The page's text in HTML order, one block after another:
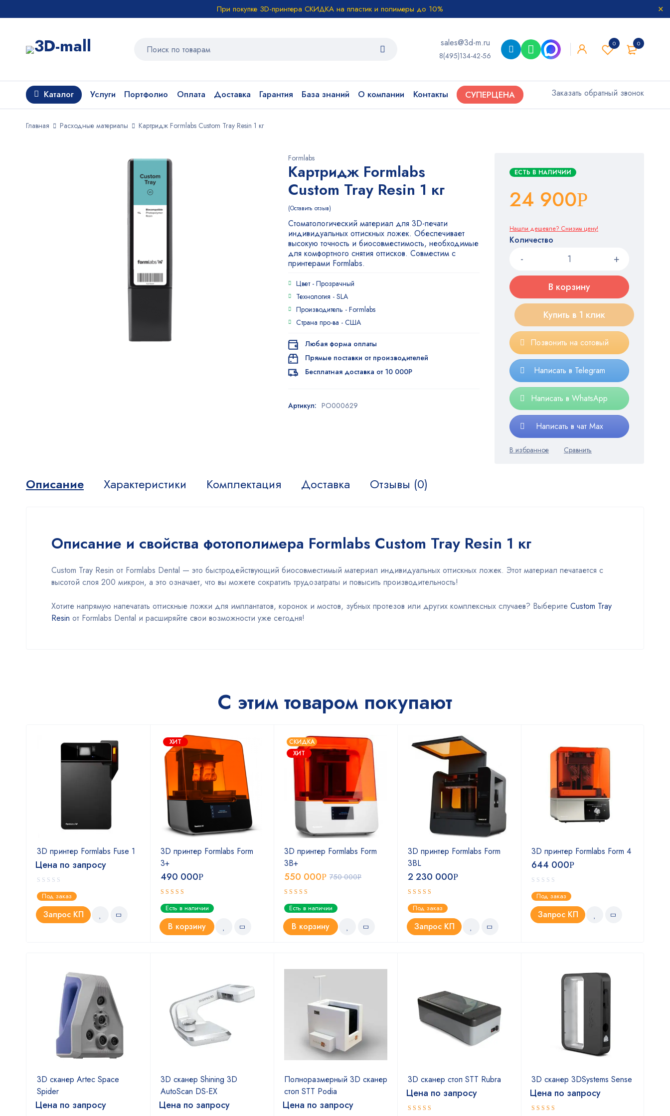
При покупке 3D-принтера СКИДКА на пластик и полимеры до 10%
0
0
sales@3d-m.ru
8(495)134-42-56
Каталог Услуги Портфолио Оплата Доставка Гарантия База знаний О компании Контакты СУПЕРЦЕНА Заказать обратный звонок
Главная Расходные материалы Картридж Formlabs Custom Tray Resin 1 кг
Formlabs
Картридж Formlabs
Custom Tray Resin 1 кг
Оставить отзыв
Стоматологический материал для 3D-печати
индивидуальных оттискных ложек. Обеспечивает
высокую точность и биосовместимость, необходимые
для комфортного снятия оттисков. Совместим с
принтерами Formlabs.
Цвет - Прозрачный
Технология - SLA
Производитель - Formlabs
Страна про-ва - США
ЕСТЬ В НАЛИЧИИ
24 900Р
Нашли дешевле? Снизим цену!
Количество
В корзину
Купить в 1 клик
Позвонить на сотовый
Написать в Telegram
Написать в WhatsApp
Написать в чат Max
Любая форма оплаты
Прямые поставки от производителей
Бесплатная доставка от 10 000Р
Артикул: PO000629
Описание Характеристики Комплектация Доставка Отзывы (0)
Описание и свойства фотополимера Formlabs Custom Tray Resin 1 кг
Custom Tray Resin от Formlabs Dental — это быстродействующий биосовместимый материал индивидуальных оттискных ложек. Этот материал печатается с
высотой слоя 200 микрон, а это означает, что вы можете сократить трудозатраты и повысить производительность!
Хотите напрямую напечатать оттискные ложки для имплантатов, коронок и мостов, зубных протезов или других комплексных случаев? Выберите Custom Tray
Resin от Formlabs Dental и расширяйте свои возможности уже сегодня!
С этим товаром покупают
3D принтер Formlabs Fuse 1
Цена по запросу
Под заказ
Запрос КП
ХИТ
3D принтер Formlabs Form
3+
490 000Р
Оценка
5.00из 5
Есть в наличии
В корзину
СКИДКА
ХИТ
3D принтер Formlabs Form
3B+
750 000Р
550 000Р
Оценка
5.00из 5
Есть в наличии
В корзину
3D принтер Formlabs Form
3BL
2 230 000Р
Оценка
5.00из 5
Под заказ
Запрос КП
3D принтер Formlabs Form 4
644 000Р
Под заказ
Запрос КП
3D сканер Artec Space
Spider
Цена по запросу
3D сканер Shining 3D
AutoScan DS-EX
Цена по запросу
Полноразмерный 3D сканер
стоп STT Podia
Цена по запросу
3D сканер стоп STT Rubra
Цена по запросу
3D сканер 3DSystems Sense
Цена по запросу